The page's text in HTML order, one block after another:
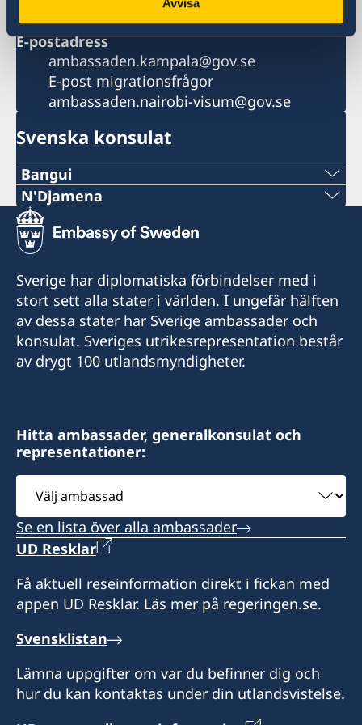
Avvisa
+256 417 700 801
E-postadress
ambassaden.kampala@gov.se
E-post migrationsfrågor
ambassaden.nairobi-visum@gov.se
Svenska konsulat
Bangui
Telefon:
+236-75510494
c.mararv@gmail.com
Honorärkonsul Charlotte Mararv
Besöksadress:
Consulat de Suède, Karakanji, Avenue de
Flandres, Bangui
Honorärkonsul
N'Djamena
Telefon:
+235 63 74 88 49
Telefon:
+235 66 30 67 41
E-post:
Honorärkonsul Sara Durand
Postadress: Consulat de Suède, B.P. 1935,
N'Djamena, TCHAD
Besöksadress: Route de Mara, N'Djamena
Honorärkonsul
Sara Durand
Sverige har diplomatiska förbindelser med i
stort sett alla stater i världen. I ungefär hälften
av dessa stater har Sverige ambassader och
konsulat. Sveriges utrikesrepresentation består
av drygt 100 utlandsmyndigheter.
Hitta ambassader, generalkonsulat och
representationer:
Välj
ambassad
Se en lista över alla ambassader
UD Resklar
Få aktuell reseinformation direkt i fickan med
appen UD Resklar. Läs mer på regeringen.se.
Svensklistan
Lämna uppgifter om var du befinner dig och
hur du kan kontaktas under din utlandsvistelse.